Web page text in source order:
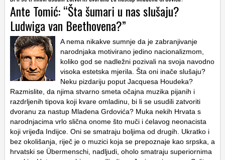
Ante Tomić: “Šta šumari u nas slušaju?
Ludwiga van Beethovena?”
A nema nikakve sumnje da je zabranjivanje
narodnjaka motivirano jedino nacionalizmom,
koliko god se nadležni pozivali na svoja navodno
visoka estetska mjerila. Šta oni inače slušaju?
Neku pizdariju poput Jacquesa Houdeka?
Razmislite, da njima stvarno smeta očajna muzika pijanih i
razdrljenih tipova koji kvare omladinu, bi li se usudili zatvoriti
dvoranu za nastup Mladena Grdovića? Muka nekih Hrvata s
narodnjacima vrlo slična onome što muči i ćelavog neonacista
koji vrijeđa Indijce. Oni se smatraju boljima od drugih. Ukratko i
bez okolišanja, riječ je o muzici koja se prepoznaje kao srpska, a
hrvatski se Übermenschi, nadljudi, oholo smatraju superiornima